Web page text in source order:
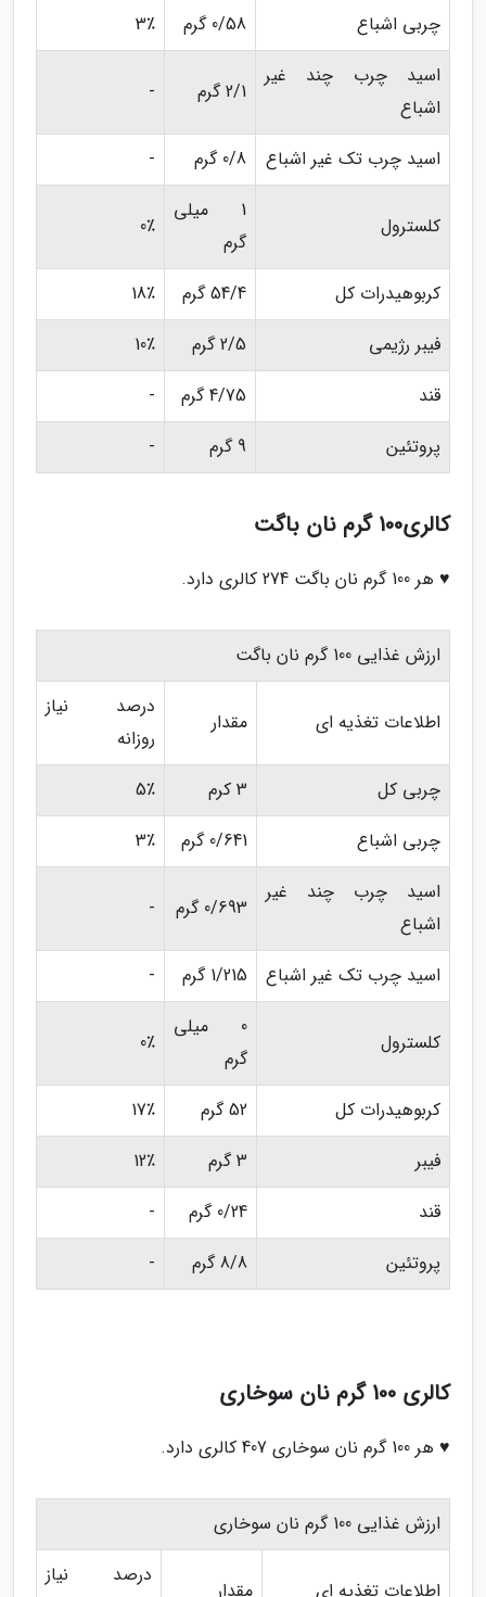
چربی اشباع
0/58 گرم
3٪
اسید چرب چند غیر
اشباع
2/1 گرم -
اسید چرب تک غیر اشباع 0/8 گرم -
کلسترول
1 میلی
گرم
0٪
کربوهیدرات کل 54/4 گرم
18٪
فیبر رژیمی
2/5 گرم
10٪
قند
4/75 گرم
-
پروتئین
9 گرم -
کالری100 گرم نان باگت
♥ هر 100 گرم نان باگت 274 کالری دارد.
ارزش غذایی 100 گرم نان باگت
اطلاعات تغذیه ای مقدار
درصد نیاز
روزانه
چربی کل
3 کرم
5٪
چربی اشباع
0/641 گرم
3٪
اسید چرب چند غیر
اشباع
0/693 گرم -
اسید چرب تک غیر اشباع 1/215 گرم -
کلسترول
0 میلی
گرم
0٪
کربوهیدرات کل 52 گرم
17٪
فیبر
3 گرم
12٪
قند
0/24 گرم
-
پروتئین
8/8 گرم -
کالری 100 گرم نان سوخاری
♥ هر 100 گرم نان سوخاری 407 کالری دارد.
ارزش غذایی 100 گرم نان سوخاری
اطلاعات تغذیه ای مقدار
درصد نیاز